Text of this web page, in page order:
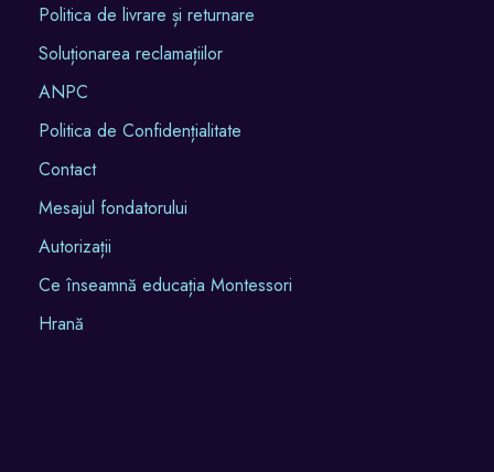
Politica de livrare și returnare
Soluționarea reclamațiilor
ANPC
Politica de Confidențialitate
Contact
Mesajul fondatorului
Autorizații
Ce înseamnă educația Montessori
Hrană